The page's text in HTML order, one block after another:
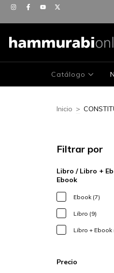
Catálogo
Inicio >
Filtrar por
Libro / Libro +
Ebook
Ebook (7)
Libro (9)
Libro + Ebook
Precio